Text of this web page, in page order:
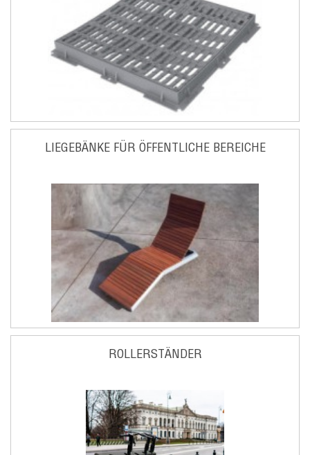
LIEGEBÄNKE FÜR ÖFFENTLICHE BEREICHE
ROLLERSTÄNDER